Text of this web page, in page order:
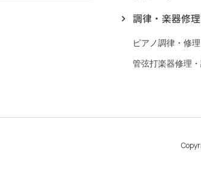
調律・楽器修
ピアノ調律・修理
管弦打楽器修理